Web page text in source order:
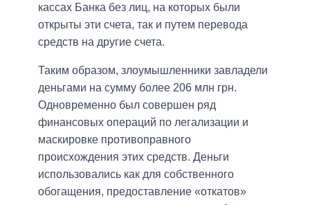
кассах Банка без лиц, на которых были
открыты эти счета, так и путем перевода
средств на другие счета.
Таким образом, злоумышленники завладели
деньгами на сумму более 206 млн грн.
Одновременно был совершен ряд
финансовых операций по легализации и
маскировке противоправного
происхождения этих средств. Деньги
использовались как для собственного
обогащения, предоставление «откатов»